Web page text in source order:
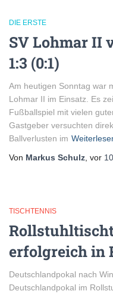
DIE ERSTE
SV Lohmar II
1:3 (0:1)
Am heutigen Sonntag war
Lohmar II im Einsatz. Es
Fußballspiel mit vielen
Gastgeber versuchten
Ballverlusten im
Von Markus Schulz , vor
TISCHTENNIS
erfolgreich in
Deutschlandpokal nach
Deutschlandpokal im